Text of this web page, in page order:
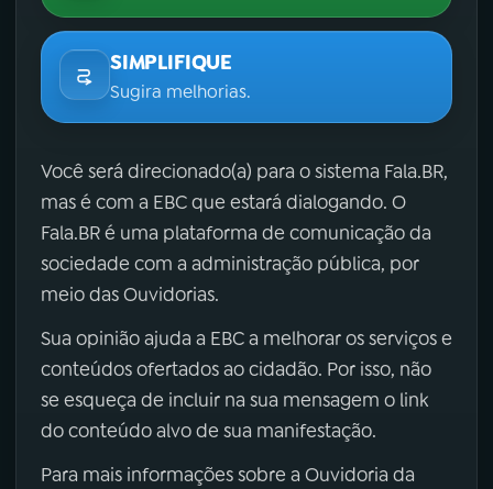
SIMPLIFIQUE
Sugira melhorias.
Você será direcionado(a) para o sistema Fala.BR,
mas é com a EBC que estará dialogando. O
Fala.BR é uma plataforma de comunicação da
sociedade com a administração pública, por
meio das Ouvidorias.
Sua opinião ajuda a EBC a melhorar os serviços e
conteúdos ofertados ao cidadão. Por isso, não
se esqueça de incluir na sua mensagem o link
do conteúdo alvo de sua manifestação.
Para mais informações sobre a Ouvidoria da